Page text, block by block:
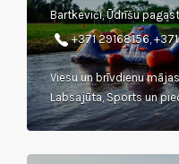
Bartkeviči, Ūdrīšu
+371 29168156,
Viesu un brīvdienu
Labsajūta, Sports un